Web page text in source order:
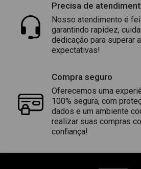
Precisa de
Nosso atendimento é
garantindo rapidez,
dedicação para superar
expectativas!
Compra seguro
Oferecemos uma
100% segura, com
dados e um ambiente
realizar suas compras
confiança!